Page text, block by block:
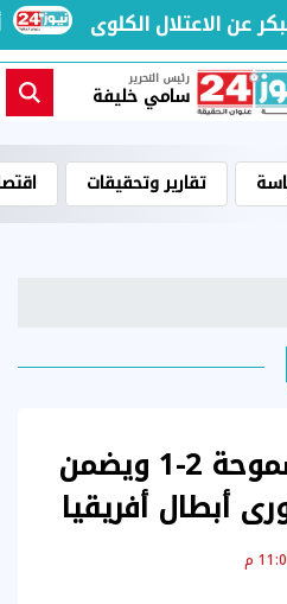
29
رئيس التحرير
سامي خليفة
تقارير وتحقيقات
بيراميدز يهزم سموحة 2-1 ويضمن
أبطال أفريقيا